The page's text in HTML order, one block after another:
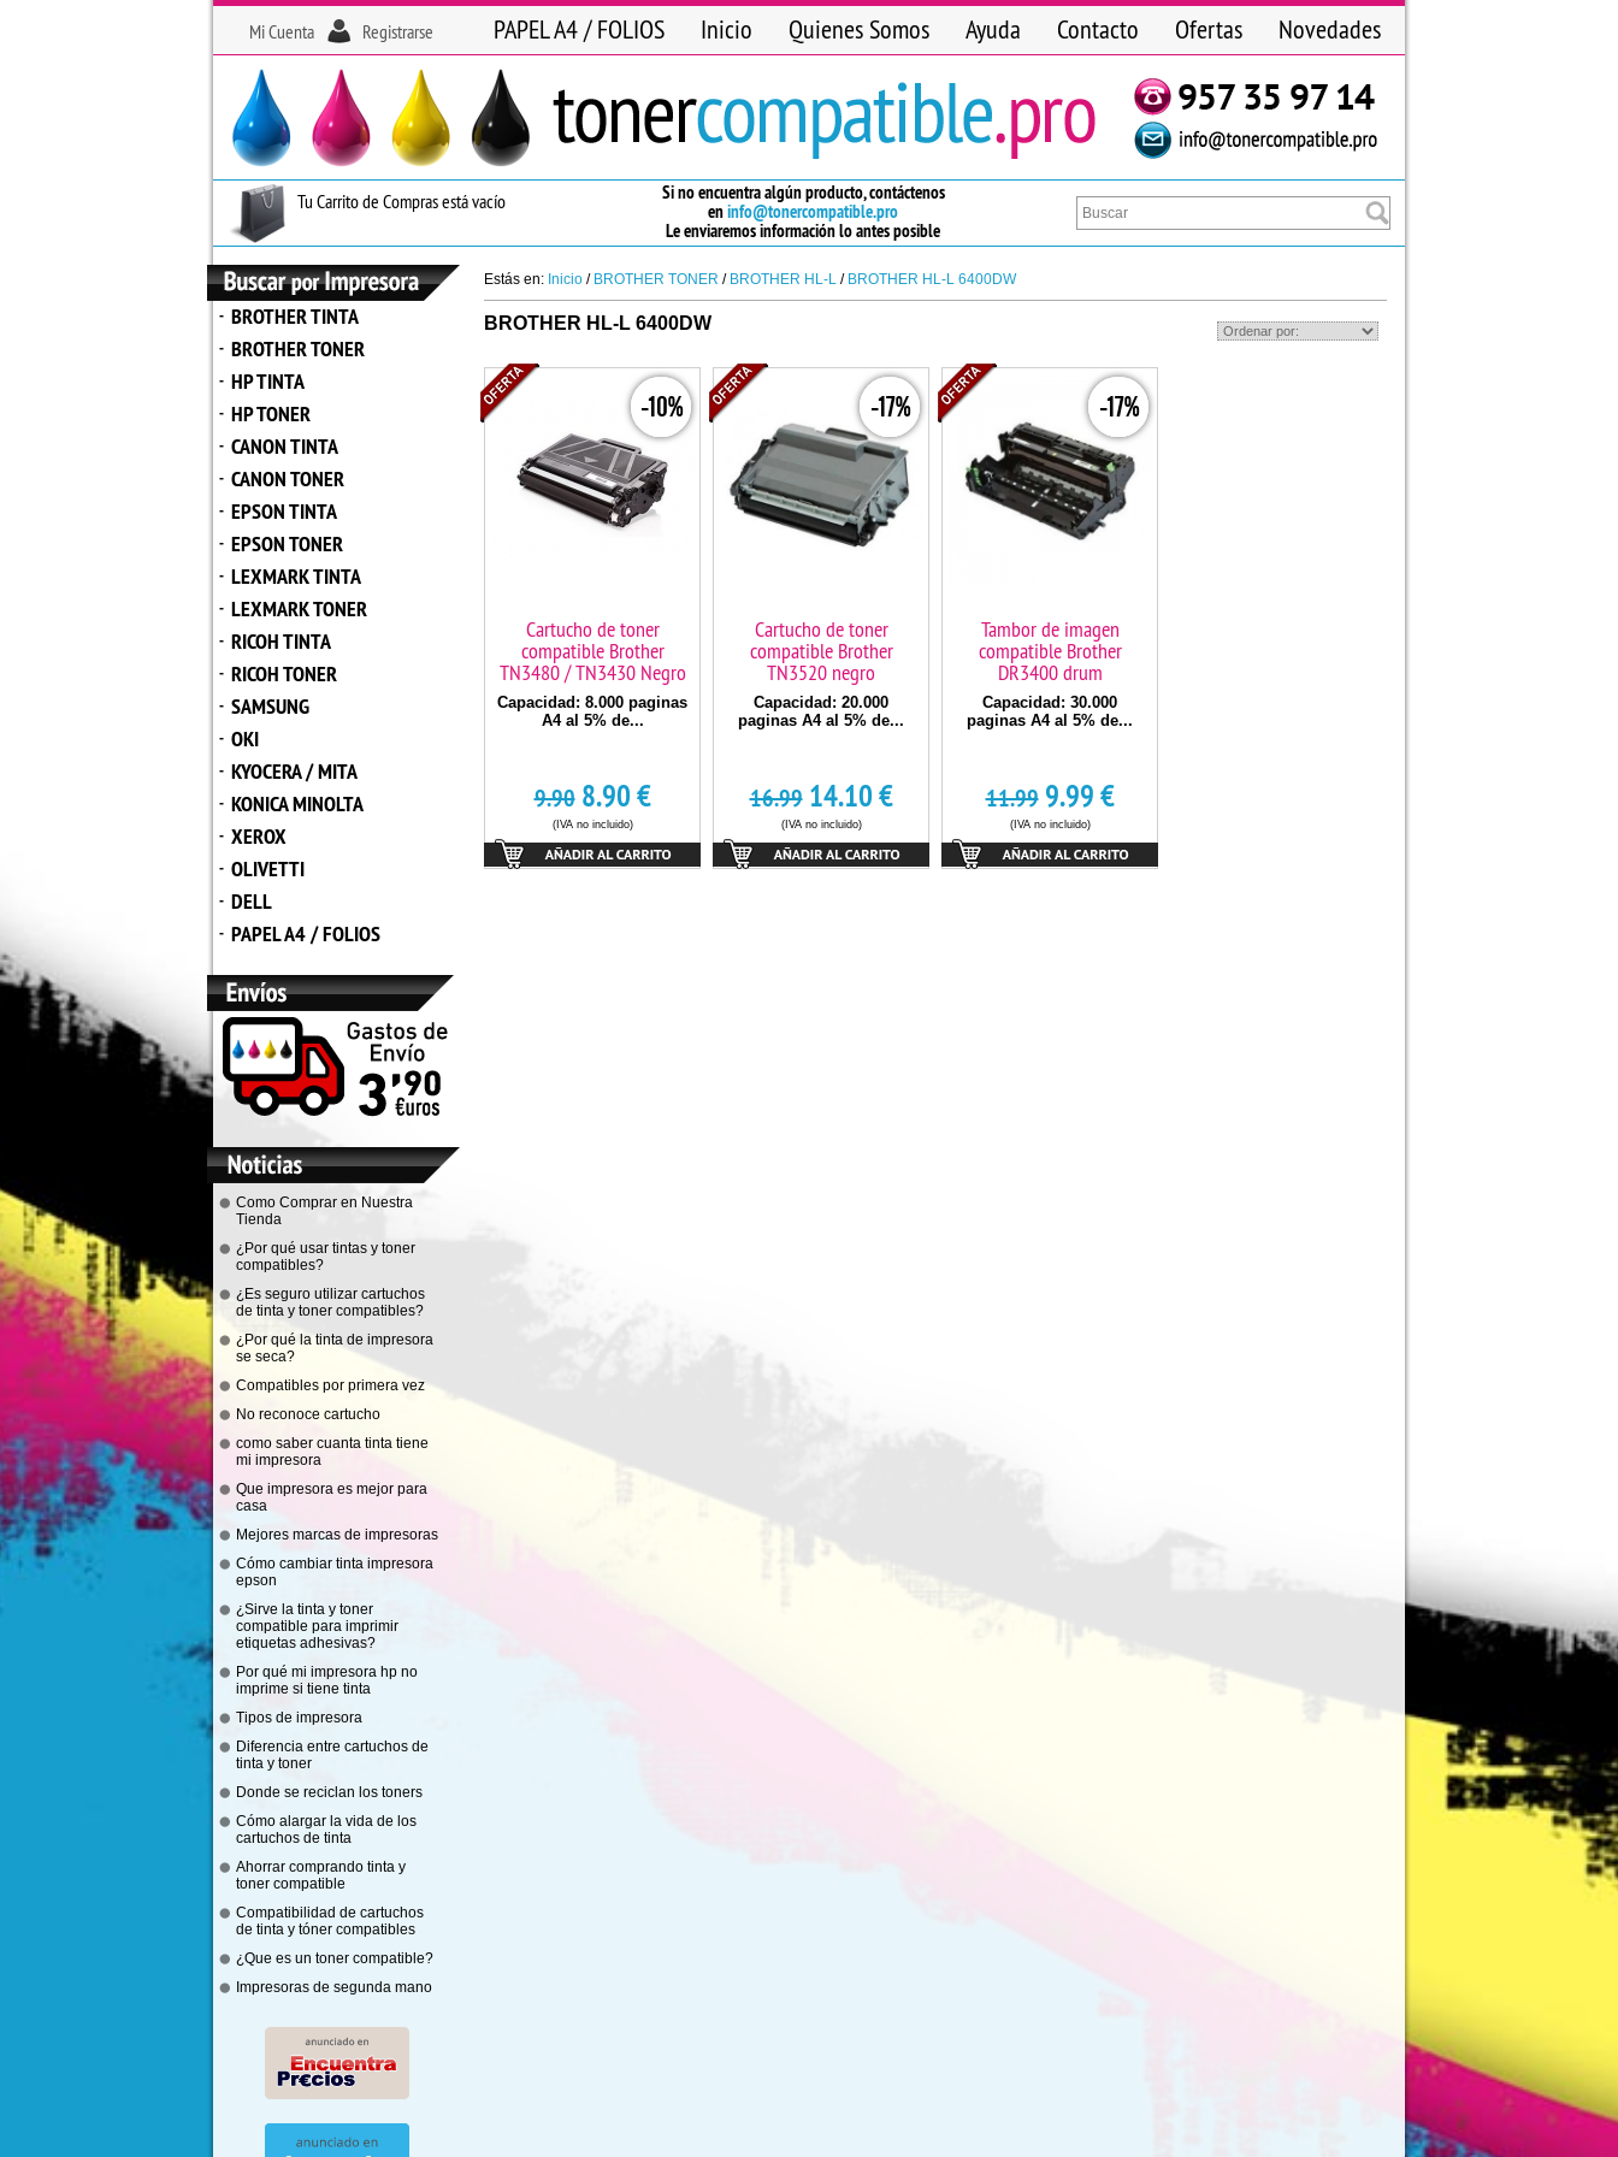
Mi Cuenta Registrarse PAPEL A4 / FOLIOS Inicio Quienes Somos Ayuda Contacto Ofertas Novedades
Si no encuentra algún producto, contáctenos
eninfo@tonercompatible.pro
Le enviaremos información lo antes posible
Tu Carrito de Compras está vacío
- BROTHER TINTA
- BROTHER TONER
- HP TINTA
- HP TONER
- CANON TINTA
- CANON TONER
- EPSON TINTA
- EPSON TONER
- LEXMARK TINTA
- LEXMARK TONER
- RICOH TINTA
- RICOH TONER
- SAMSUNG
- OKI
- KYOCERA / MITA
- KONICA MINOLTA
- XEROX
- OLIVETTI
- DELL
- PAPEL A4 / FOLIOS
Como Comprar en Nuestra
Tienda
¿Por qué usar tintas y toner
compatibles?
¿Es seguro utilizar cartuchos
de tinta y toner compatibles?
¿Por qué la tinta de impresora
se seca?
Compatibles por primera vez
No reconoce cartucho
como saber cuanta tinta tiene
mi impresora
Que impresora es mejor para
casa
Mejores marcas de impresoras
Cómo cambiar tinta impresora
epson
¿Sirve la tinta y toner
compatible para imprimir
etiquetas adhesivas?
Por qué mi impresora hp no
imprime si tiene tinta
Tipos de impresora
Diferencia entre cartuchos de
tinta y toner
Donde se reciclan los toners
Cómo alargar la vida de los
cartuchos de tinta
Ahorrar comprando tinta y
toner compatible
Compatibilidad de cartuchos
de tinta y tóner compatibles
¿Que es un toner compatible?
Impresoras de segunda mano
Estás en: Inicio / BROTHER TONER / BROTHER HL-L / BROTHER HL-L 6400DW
BROTHER HL-L 6400DW
-10%
Cartucho de toner
compatible Brother
TN3480 / TN3430 Negro
Capacidad: 8.000 paginas
A4 al 5% de...
9.90 8.90€
(IVA no incluido)
-17%
Cartucho de toner
compatible Brother
TN3520 negro
Capacidad: 20.000
paginas A4 al 5% de...
16.99 14.10€
(IVA no incluido)
-17%
Tambor de imagen
compatible Brother
DR3400 drum
Capacidad: 30.000
paginas A4 al 5% de...
11.99 9.99€
(IVA no incluido)